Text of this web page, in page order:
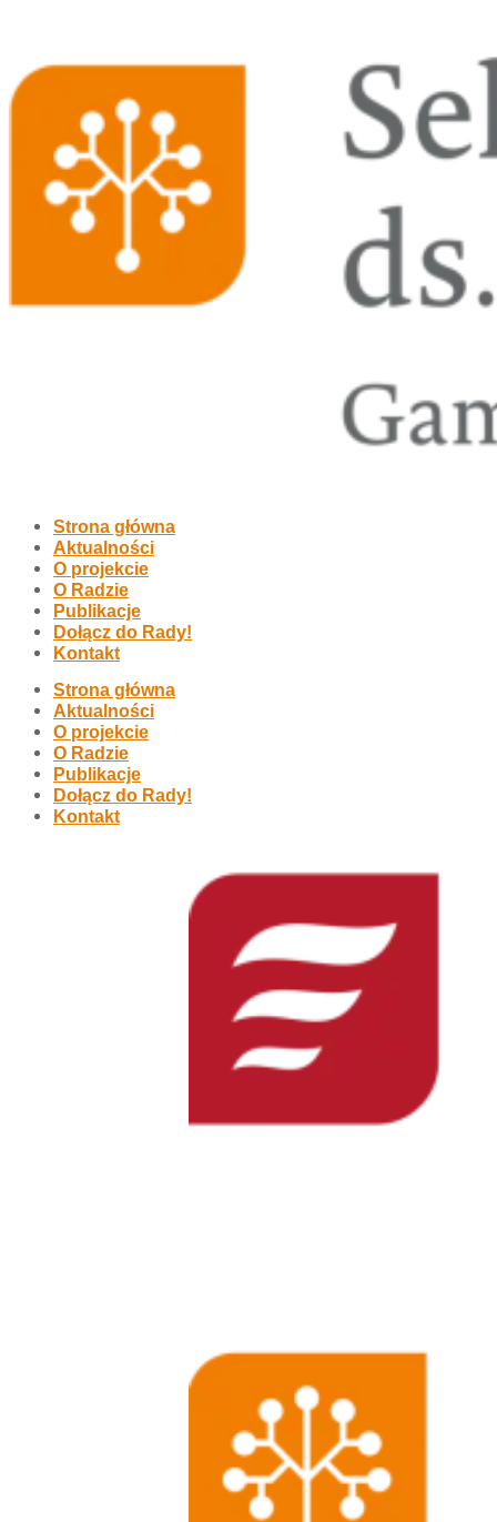
Strona główna
Aktualności
O projekcie
O Radzie
Publikacje
Dołącz do Rady!
Kontakt
Strona główna
Aktualności
O projekcie
O Radzie
Publikacje
Dołącz do Rady!
Kontakt